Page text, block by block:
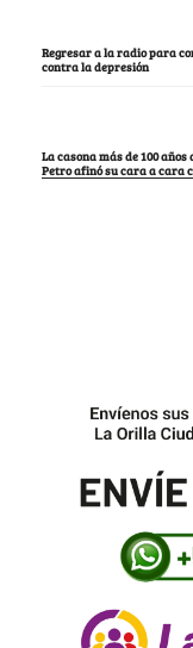
Regresar a la radio para
contra la depresión
La casona más de 100
Petro afinó su cara a cara